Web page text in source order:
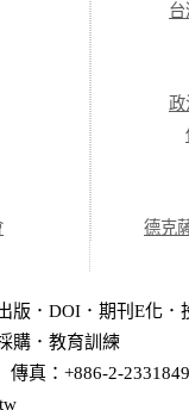
德克
版 ． DOI ． 期刊E化 ．
購 ．教育訓練
傳真：+886-2-